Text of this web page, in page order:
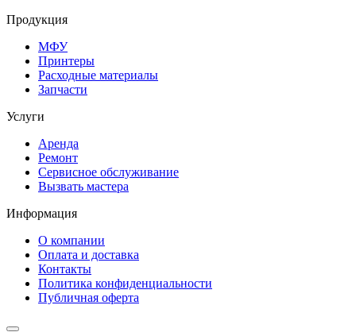
Продукция
МФУ
Принтеры
Расходные материалы
Запчасти
Услуги
Аренда
Ремонт
Сервисное обслуживание
Вызвать мастера
Информация
О компании
Оплата и доставка
Контакты
Политика конфиденциальности
Публичная оферта